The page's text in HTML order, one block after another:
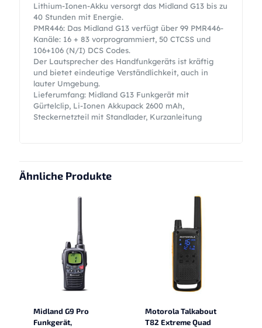
Lithium-Ionen-Akku versorgt das Midland G13 bis zu
40 Stunden mit Energie.
PMR446: Das Midland G13 verfügt über 99 PMR446-
Kanäle: 16 + 83 vorprogrammiert, 50 CTCSS und
106+106 (N/I) DCS Codes.
Der Lautsprecher des Handfunkgeräts ist kräftig
und bietet eindeutige Verständlichkeit, auch in
lauter Umgebung.
Lieferumfang: Midland G13 Funkgerät mit
Gürtelclip, Li-Ionen Akkupack 2600 mAh,
Steckernetzteil mit Standlader, Kurzanleitung
Ähnliche Produkte
Midland G9 Pro
Funkgerät,
Motorola Talkabout
T82 Extreme Quad